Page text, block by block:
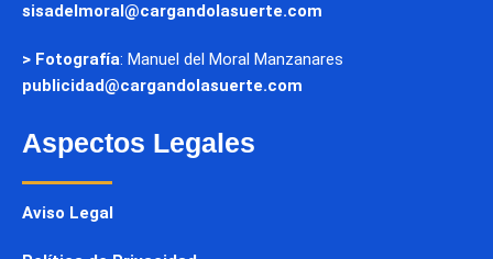
sisadelmoral@cargandolasuerte.com
> Fotografía: Manuel del Moral Manzanares
publicidad@cargandolasuerte.com
Aspectos Legales
Aviso Legal